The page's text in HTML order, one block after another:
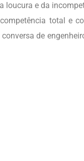
loucura e da
total e
de